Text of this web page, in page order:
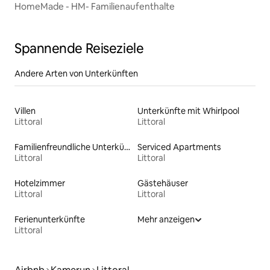
HomeMade - HM- Familienaufenthalte
Spannende Reiseziele
Andere Arten von Unterkünften
Villen
Littoral
Unterkünfte mit Whirlpool
Littoral
Familienfreundliche Unterkünfte
Littoral
Serviced Apartments
Littoral
Hotelzimmer
Littoral
Gästehäuser
Littoral
Ferienunterkünfte
Littoral
Mehr anzeigen